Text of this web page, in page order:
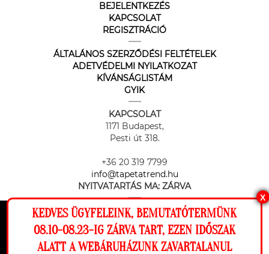
Ez a weboldal cookie-kat használ, hogy a
lehető legjobb élményt nyújtsa honlapunkon.
BEJELENTKEZÉS
KAPCSOLAT
REGISZTRÁCIÓ
ÁLTALÁNOS SZERZŐDÉSI FELTÉTELEK
ADETVÉDELMI NYILATKOZAT
KÍVÁNSÁGLISTÁM
GYIK
KAPCSOLAT
1171 Budapest,
Pesti út 318.
+36 20 319 7799
info@tapetatrend.hu
NYITVATARTÁS MA: ZÁRVA
X
KEDVES ÜGYFELEINK, BEMUTATÓTERMÜNK
08.10-08.23-IG ZÁRVA TART, EZEN IDŐSZAK
ALATT A WEBÁRUHÁZUNK ZAVARTALANUL